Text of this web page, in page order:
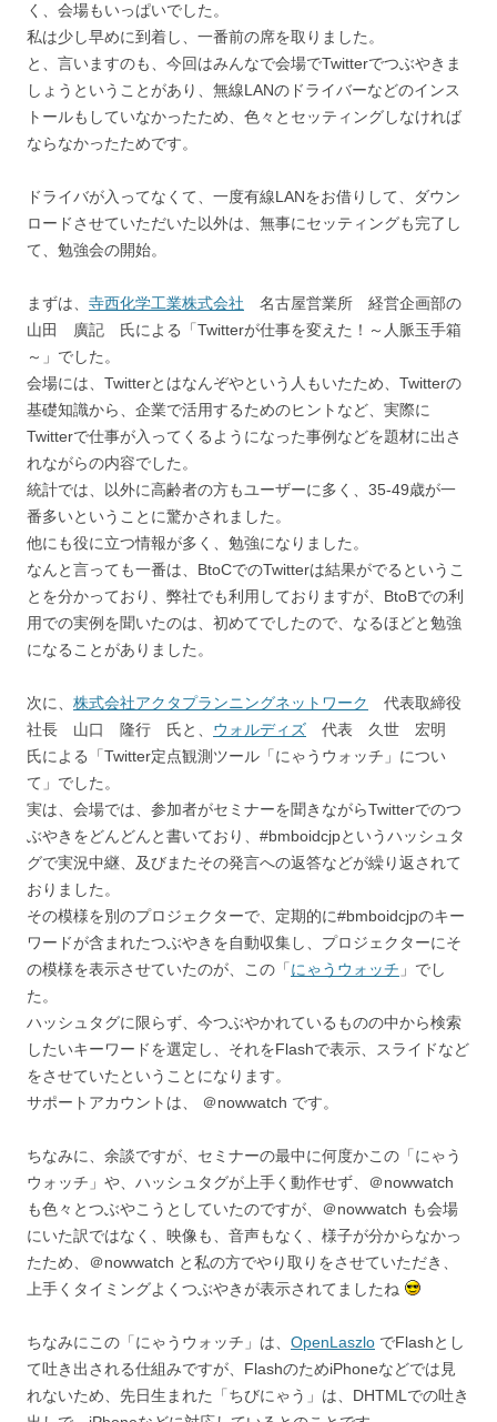
く、会場もいっぱいでした。
私は少し早めに到着し、一番前の席を取りました。
と、言いますのも、今回はみんなで会場でTwitterでつぶやきま
しょうということがあり、無線LANのドライバーなどのインス
トールもしていなかったため、色々とセッティングしなければ
ならなかったためです。
ドライバが入ってなくて、一度有線LANをお借りして、ダウン
ロードさせていただいた以外は、無事にセッティングも完了し
て、勉強会の開始。
まずは、 寺西化学工業株式会社 名古屋営業所 経営企画部の
山田 廣記 氏による「Twitterが仕事を変えた！～人脈玉手箱
～」でした。
会場には、Twitterとはなんぞやという人もいたため、Twitterの
基礎知識から、企業で活用するためのヒントなど、実際に
Twitterで仕事が入ってくるようになった事例などを題材に出さ
れながらの内容でした。
統計では、以外に高齢者の方もユーザーに多く、35-49歳が一
番多いということに驚かされました。
他にも役に立つ情報が多く、勉強になりました。
なんと言っても一番は、BtoCでのTwitterは結果がでるというこ
とを分かっており、弊社でも利用しておりますが、BtoBでの利
用での実例を聞いたのは、初めてでしたので、なるほどと勉強
になることがありました。
次に、 株式会社アクタプランニングネットワーク
代表取締役
社長 山口 隆行 氏と、 ウォルディズ 代表 久世 宏明
氏による「Twitter定点観測ツール「にゃうウォッチ」につい
て」でした。
実は、会場では、参加者がセミナーを聞きながらTwitterでのつ
ぶやきをどんどんと書いており、#bmboidcjpというハッシュタ
グで実況中継、及びまたその発言への返答などが繰り返されて
おりました。
その模様を別のプロジェクターで、定期的に#bmboidcjpのキー
ワードが含まれたつぶやきを自動収集し、プロジェクターにそ
の模様を表示させていたのが、この「にゃうウォッチ 」でし
た。
ハッシュタグに限らず、今つぶやかれているものの中から検索
したいキーワードを選定し、それをFlashで表示、スライドなど
をさせていたということになります。
サポートアカウントは、 ＠nowwatch です。
ちなみに、余談ですが、セミナーの最中に何度かこの「にゃう
ウォッチ」や、ハッシュタグが上手く動作せず、＠nowwatch
も色々とつぶやこうとしていたのですが、＠nowwatch も会場
にいた訳ではなく、映像も、音声もなく、様子が分からなかっ
たため、＠nowwatch と私の方でやり取りをさせていただき、
上手くタイミングよくつぶやきが表示されてましたね
ちなみにこの「にゃうウォッチ」は、 OpenLaszlo でFlashとし
て吐き出される仕組みですが、FlashのためiPhoneなどでは見
れないため、先日生まれた「ちびにゃう」は、DHTMLでの吐き